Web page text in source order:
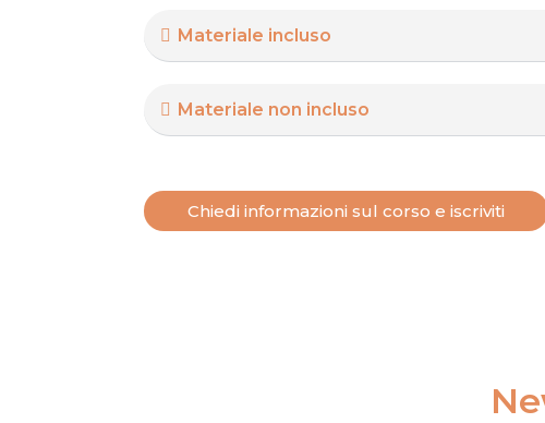
Materiale incluso
Materiale non incluso
Chiedi informazioni sul corso e iscriviti